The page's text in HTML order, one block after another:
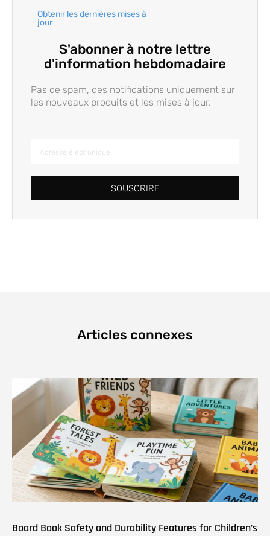
Obtenir les dernières mises à
jour
S'abonner à notre lettre
d'information hebdomadaire
Pas de spam, des notifications uniquement sur
les nouveaux produits et les mises à jour.
SOUSCRIRE
Articles connexes
Board Book Safety and Durability Features for Children’s